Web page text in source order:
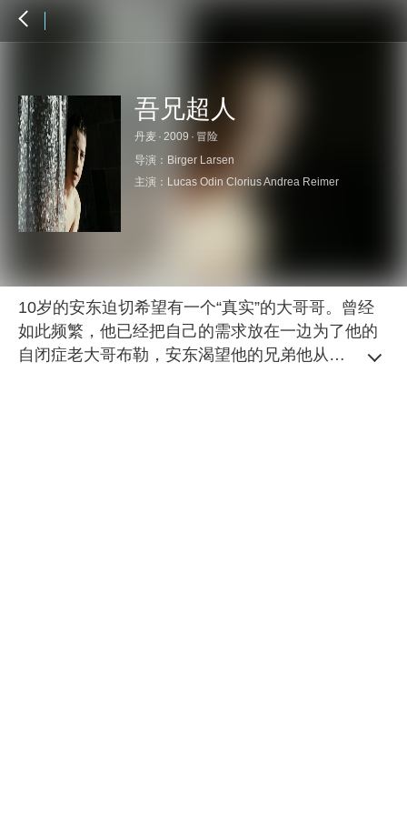
吾兄超人
丹麦 · 2009 · 冒险
导演： Birger Larsen
主演： Lucas Odin CloriusAndrea Reimer
10岁的安东迫切希望有一个“真实”的大哥哥。曾经
如此频繁，他已经把自己的需求放在一边为了他的
自闭症老大哥布勒，安东渴望他的兄弟他从来没